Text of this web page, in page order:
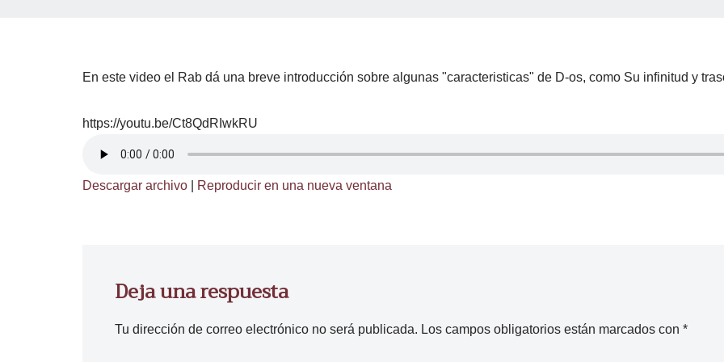
En este video el Rab dá una breve introducción sobre algunas "caracteristicas" de D-os, como Su infinitud y
https://youtu.be/Ct8QdRIwkRU
Descargar archivo Reproducir en una nueva ventana
Deja una respuesta
Tu dirección de correo electrónico no será publicada. Los campos obligatorios están marcados con *